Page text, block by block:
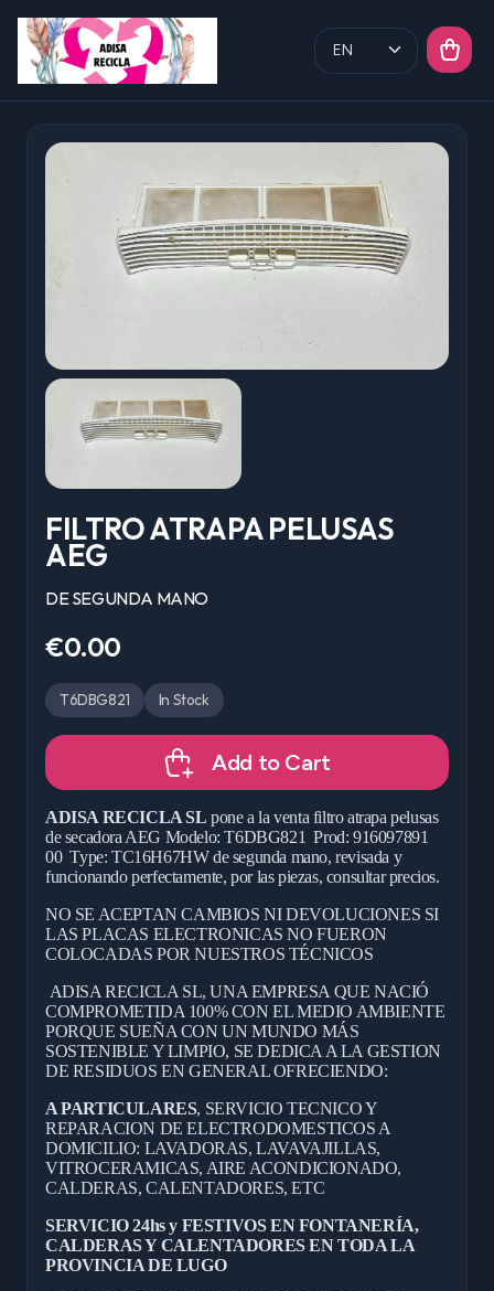
FILTRO ATRAPA PELUSAS
AEG
DE SEGUNDA MANO
€0.00
T6DBG821 In Stock
Add to Cart
ADISA RECICLA SL pone a la venta filtro atrapa pelusas
de secadora AEG Modelo: T6DBG821 Prod: 916097891
00 Type: TC16H67HW de segunda mano, revisada y
funcionando perfectamente, por las piezas, consultar precios.
NO SE ACEPTAN CAMBIOS NI DEVOLUCIONES SI
LAS PLACAS ELECTRONICAS NO FUERON
COLOCADAS POR NUESTROS TÉCNICOS
ADISA RECICLA SL, UNA EMPRESA QUE NACIÓ
COMPROMETIDA 100% CON EL MEDIO AMBIENTE
PORQUE SUEÑA CON UN MUNDO MÁS
SOSTENIBLE Y LIMPIO, SE DEDICA A LA GESTION
DE RESIDUOS EN GENERAL OFRECIENDO:
A PARTICULARES, SERVICIO TECNICO Y
REPARACION DE ELECTRODOMESTICOS A
DOMICILIO: LAVADORAS, LAVAVAJILLAS,
VITROCERAMICAS, AIRE ACONDICIONADO,
CALDERAS, CALENTADORES, ETC
SERVICIO 24hs y FESTIVOS EN FONTANERÍA,
CALDERAS Y CALENTADORES EN TODA LA
PROVINCIA DE LUGO